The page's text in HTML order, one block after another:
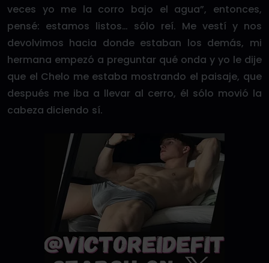
veces yo me la corro bajo el agua”, entonces,
pensé: estamos listos… sólo reí. Me vestí y nos
devolvimos hacia donde estaban los demás, mi
hermana empezó a preguntar qué onda y yo le dije
que el Chelo me estaba mostrando el paisaje, que
después me iba a llevar al cerro, él sólo movió la
cabeza diciendo sí.